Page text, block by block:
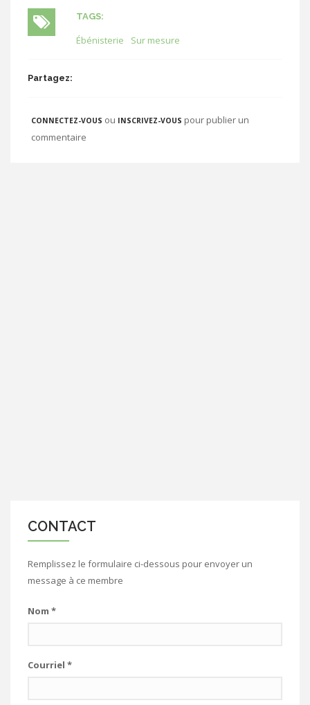
TAGS:
Ébénisterie Sur mesure
Partagez:
CONNECTEZ-VOUS ou INSCRIVEZ-VOUS pour publier un
commentaire
CONTACT
Remplissez le formulaire ci-dessous pour envoyer un
message à ce membre
Nom *
Courriel *